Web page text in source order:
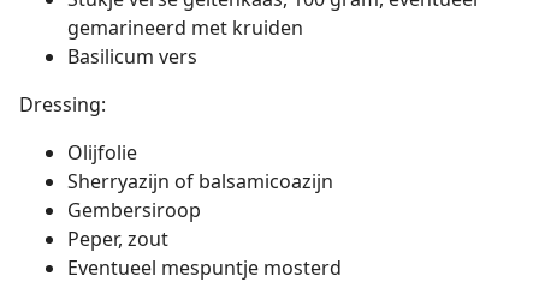
gemarineerd met kruiden
Basilicum vers
Dressing:
Olijfolie
Sherryazijn of balsamicoazijn
Gembersiroop
Peper, zout
Eventueel mespuntje mosterd